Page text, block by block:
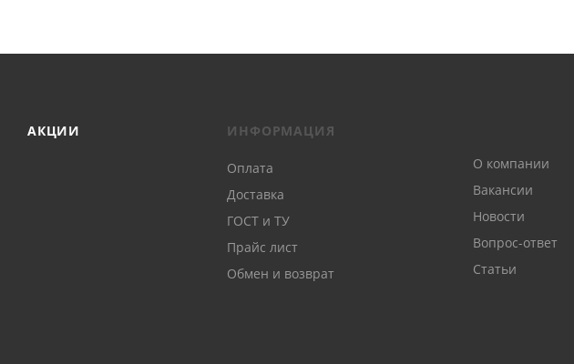
АКЦИИ ИНФОРМАЦИЯ
Оплата
Доставка
ГОСТ и ТУ
Прайс лист
Обмен и возврат
О компании
Вакансии
Новости
Вопрос-ответ
Статьи